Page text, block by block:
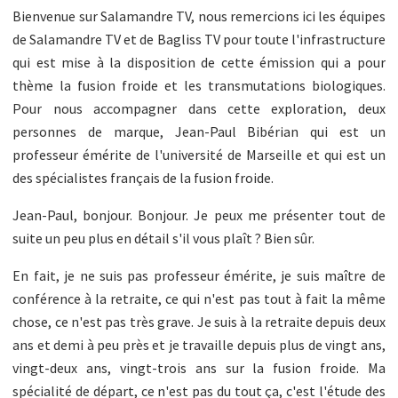
Bienvenue sur Salamandre TV, nous remercions ici les équipes
de Salamandre TV et de Bagliss TV pour toute l'infrastructure
qui est mise à la disposition de cette émission qui a pour
thème la fusion froide et les transmutations biologiques.
Pour nous accompagner dans cette exploration, deux
personnes de marque, Jean-Paul Bibérian qui est un
professeur émérite de l'université de Marseille et qui est un
des spécialistes français de la fusion froide.
Jean-Paul, bonjour. Bonjour. Je peux me présenter tout de
suite un peu plus en détail s'il vous plaît ? Bien sûr.
En fait, je ne suis pas professeur émérite, je suis maître de
conférence à la retraite, ce qui n'est pas tout à fait la même
chose, ce n'est pas très grave. Je suis à la retraite depuis deux
ans et demi à peu près et je travaille depuis plus de vingt ans,
vingt-deux ans, vingt-trois ans sur la fusion froide. Ma
spécialité de départ, ce n'est pas du tout ça, c'est l'étude des